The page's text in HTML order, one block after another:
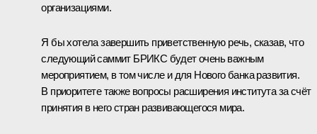
организациями.
Я бы хотела завершить приветственную речь, сказав, что
следующий саммит БРИКС будет очень важным
мероприятием, в том числе и для Нового банка развития.
В приоритете также вопросы расширения института за счёт
принятия в него стран развивающегося мира.